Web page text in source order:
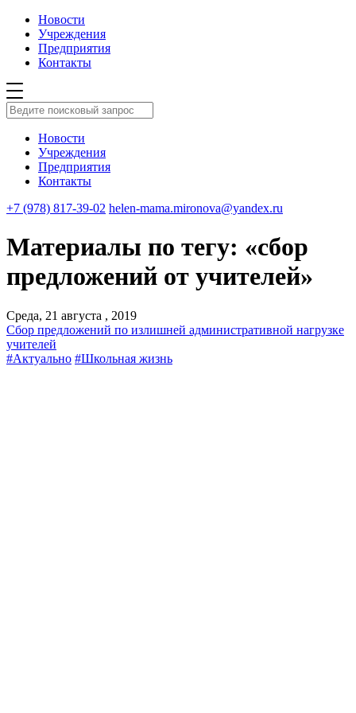
Новости
Учреждения
Предприятия
Контакты
Новости
Учреждения
Предприятия
Контакты
+7 (978) 817-39-02 helen-mama.mironova@yandex.ru
Материалы по тегу: «сбор
предложений от учителей»
Среда, 21 августа , 2019
Сбор предложений по излишней административной нагрузке
учителей
#Актуально #Школьная жизнь